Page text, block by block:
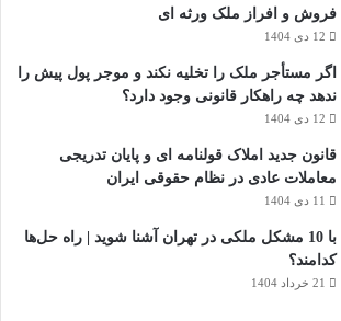
فروش و افراز ملک ورثه ای
12 دی 1404
اگر مستأجر ملک را تخلیه نکند و موجر پول پیش را
ندهد چه راهکار قانونی وجود دارد؟
12 دی 1404
قانون جدید املاک قولنامه ای و پایان تدریجی
معاملات عادی در نظام حقوقی ایران
11 دی 1404
با 10 مشکل ملکی در تهران آشنا شوید | راه حل‌ها
کدامند؟
21 خرداد 1404